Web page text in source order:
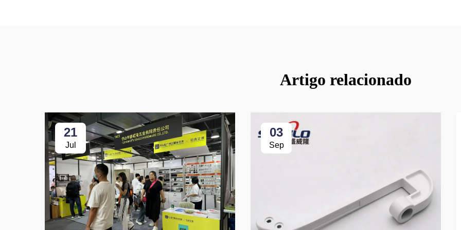
Artigo relacionado
21
Jul
03
Sep